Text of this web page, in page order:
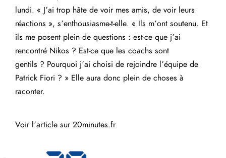
lundi. « J’ai trop hâte de voir mes amis, de voir leurs
réactions », s’enthousiasme-t-elle. « Ils m’ont soutenu. Et
ils me posent plein de questions : est-ce que j’ai
rencontré Nikos ? Est-ce que les coachs sont
gentils ? Pourquoi j’ai choisi de rejoindre l’équipe de
Patrick Fiori ? » Elle aura donc plein de choses à
raconter.
Voir l’article sur 20minutes.fr